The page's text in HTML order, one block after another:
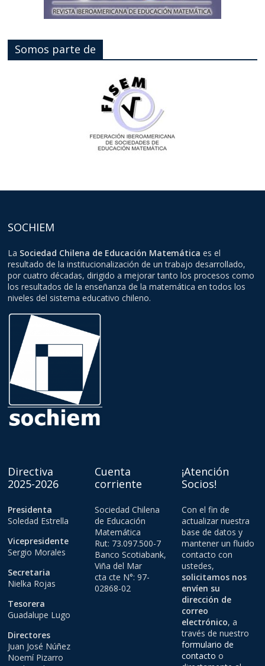
Somos parte de
SOCHIEM
La Sociedad Chilena de Educación Matemática es el
resultado de la institucionalización de un trabajo desarrollado,
por cuatro décadas, dirigido a mejorar tanto los procesos como
los resultados de la enseñanza de la matemática en todos los
niveles del sistema educativo chileno.
Directiva
2025-2026
Presidenta
Soledad Estrella
Vicepresidente
Sergio Morales
Secretaria
Nielka Rojas
Tesorera
Guadalupe Lugo
Directores
Juan José Núñez
Noemí Pizarro
Cuenta
corriente
Sociedad Chilena
de Educación
Matemática
Rut: 73.097.500-7
Banco Scotiabank,
Viña del Mar
cta cte N°: 97-
02868-02
¡Atención
Socios!
Con el fin de
actualizar nuestra
base de datos y
mantener un fluido
contacto con
ustedes,
solicitamos nos
envíen su
dirección de
correo
electrónico, a
través de nuestro
formulario de
contacto o